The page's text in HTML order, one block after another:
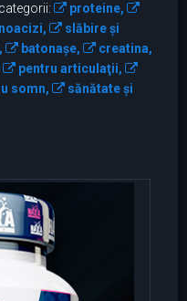
proteine,
slăbire și
batonaşe,
creatina,
pentru articulaţii,
somn,
sănătate și